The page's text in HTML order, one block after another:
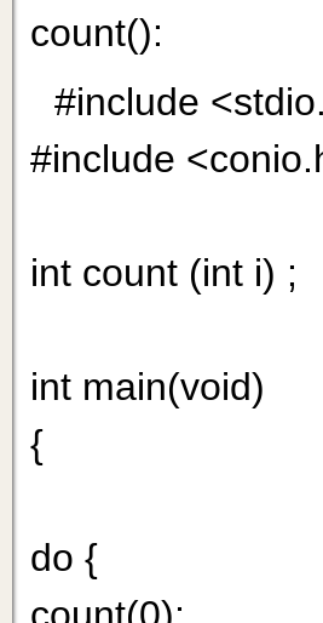
count():
#include
#include
int count (int i) ;
int main(void)
{
do {